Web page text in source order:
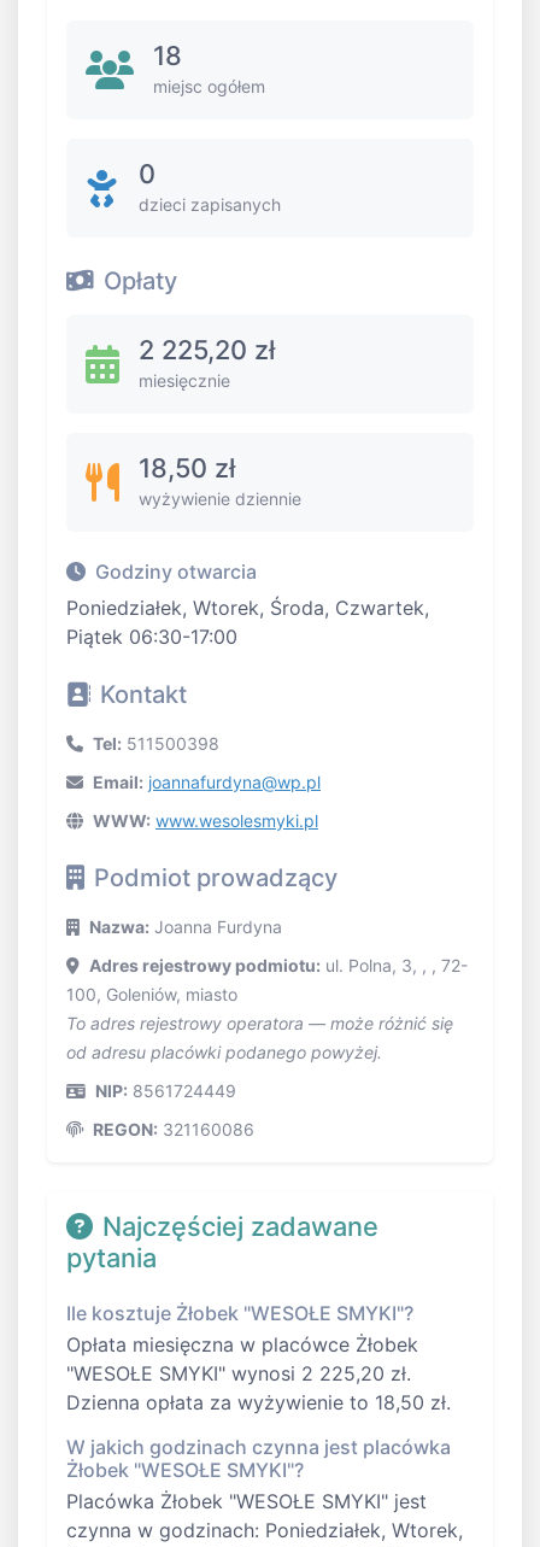
18
miejsc ogółem
0
dzieci zapisanych
Opłaty
2 225,20 zł
miesięcznie
18,50 zł
wyżywienie dziennie
Godziny otwarcia
Poniedziałek, Wtorek, Środa, Czwartek,
Piątek 06:30-17:00
Kontakt
Tel: 511500398
Email: joannafurdyna@wp.pl
WWW: www.wesolesmyki.pl
Podmiot prowadzący
Nazwa: Joanna Furdyna
Adres rejestrowy podmiotu: ul. Polna, 3, , , 72-
100, Goleniów, miasto
To adres rejestrowy operatora — może różnić się
od adresu placówki podanego powyżej.
NIP: 8561724449
REGON: 321160086
Najczęściej zadawane
pytania
Ile kosztuje Żłobek "WESOŁE SMYKI"?
Opłata miesięczna w placówce Żłobek
"WESOŁE SMYKI" wynosi 2 225,20 zł.
Dzienna opłata za wyżywienie to 18,50 zł.
W jakich godzinach czynna jest placówka
Żłobek "WESOŁE SMYKI"?
Placówka Żłobek "WESOŁE SMYKI" jest
czynna w godzinach: Poniedziałek, Wtorek,